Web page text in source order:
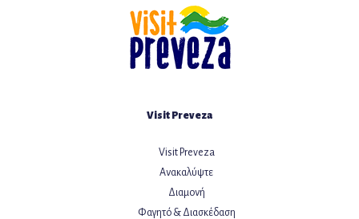
Visit Preveza
Visit Preveza
Ανακαλύψτε
Διαμονή
Φαγητό & Διασκέδαση